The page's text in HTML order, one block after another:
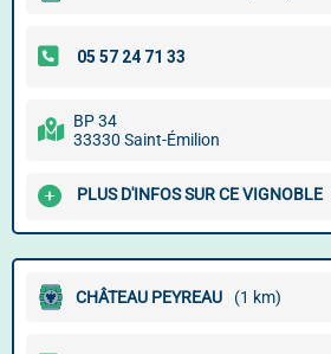
BP 34
33330 Saint-Émilion
PLUS D'INFOS SUR CE VIGNOBLE
CHÂTEAU PEYREAU (1 km)